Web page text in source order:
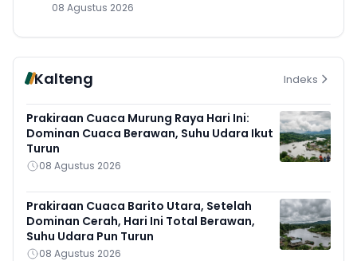
08 Agustus 2026
Kalteng Indeks
Prakiraan Cuaca Murung Raya Hari Ini:
Dominan Cuaca Berawan, Suhu Udara Ikut
Turun
08 Agustus 2026
Prakiraan Cuaca Barito Utara, Setelah
Dominan Cerah, Hari Ini Total Berawan,
Suhu Udara Pun Turun
08 Agustus 2026